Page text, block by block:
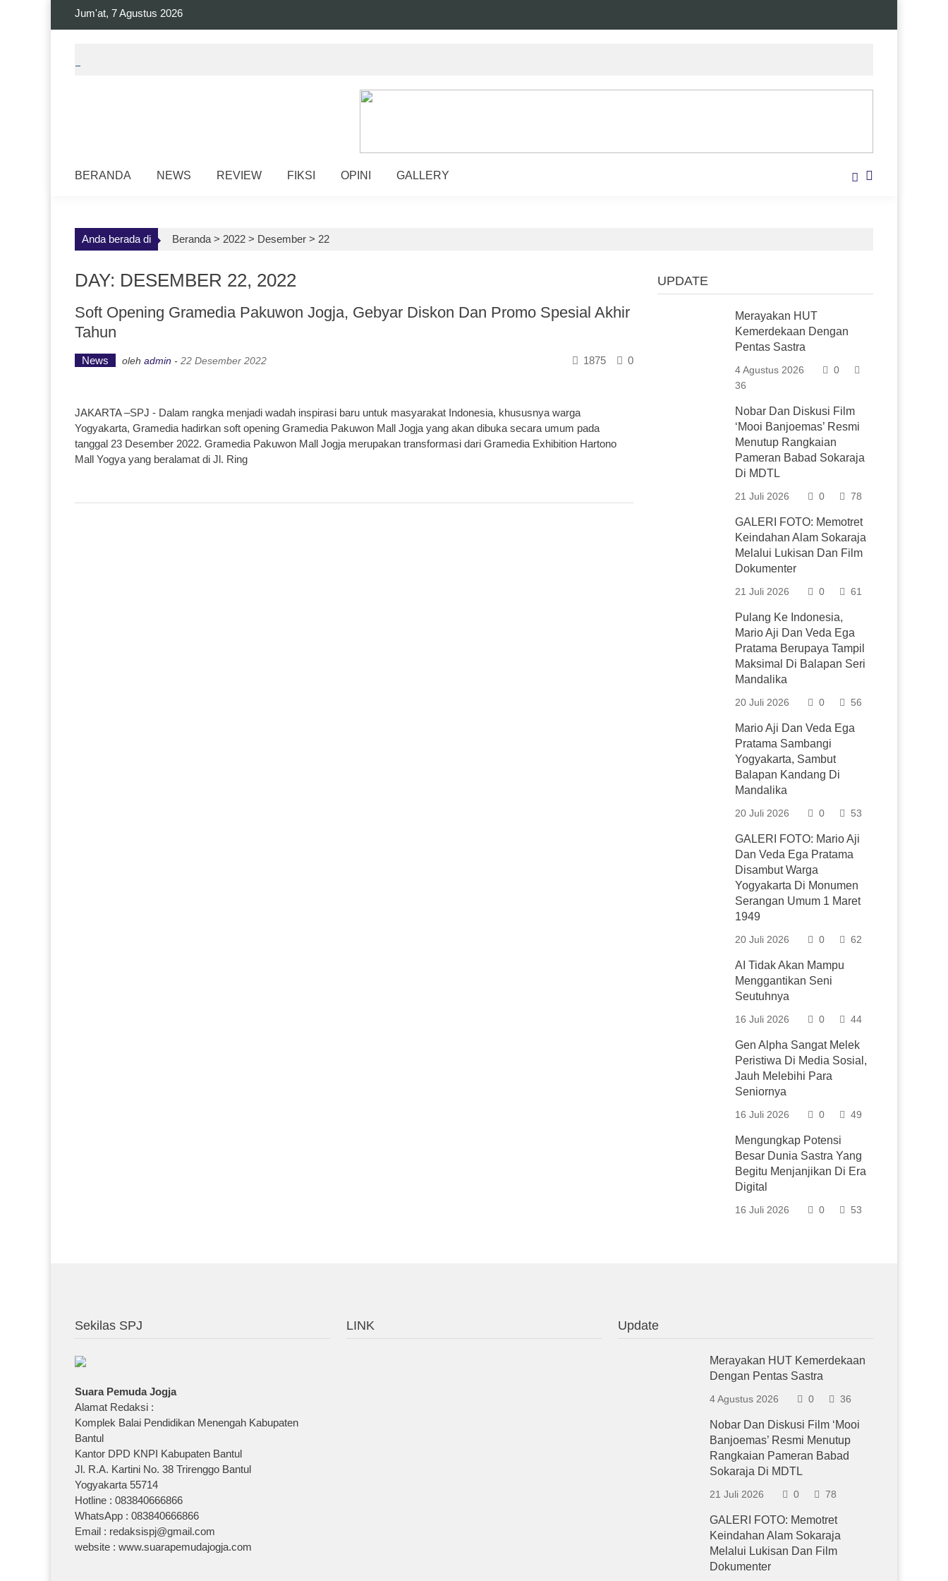
Jum'at, 7 Agustus 2026
BERANDA NEWS REVIEW FIKSI OPINI GALLERY
Anda berada di Beranda > 2022 > Desember > 22
DAY: DESEMBER 22, 2022
Soft Opening Gramedia Pakuwon Jogja, Gebyar Diskon Dan Promo Spesial Akhir
Tahun
News oleh admin - 22 Desember 2022 0
1875
JAKARTA –SPJ - Dalam rangka menjadi wadah inspirasi baru untuk masyarakat Indonesia, khususnya warga
Yogyakarta, Gramedia hadirkan soft opening Gramedia Pakuwon Mall Jogja yang akan dibuka secara umum pada
tanggal 23 Desember 2022. Gramedia Pakuwon Mall Jogja merupakan transformasi dari Gramedia Exhibition Hartono
Mall Yogya yang beralamat di Jl. Ring
UPDATE
Merayakan HUT
Kemerdekaan Dengan
Pentas Sastra
4 Agustus 2026
0
36
Nobar Dan Diskusi Film
‘Mooi Banjoemas’ Resmi
Menutup Rangkaian
Pameran Babad Sokaraja
Di MDTL
21 Juli 2026 0 78
GALERI FOTO: Memotret
Keindahan Alam Sokaraja
Melalui Lukisan Dan Film
Dokumenter
21 Juli 2026 0 61
Pulang Ke Indonesia,
Mario Aji Dan Veda Ega
Pratama Berupaya Tampil
Maksimal Di Balapan Seri
Mandalika
20 Juli 2026 0 56
Mario Aji Dan Veda Ega
Pratama Sambangi
Yogyakarta, Sambut
Balapan Kandang Di
Mandalika
20 Juli 2026 0 53
GALERI FOTO: Mario Aji
Dan Veda Ega Pratama
Disambut Warga
Yogyakarta Di Monumen
Serangan Umum 1 Maret
1949
20 Juli 2026 0 62
AI Tidak Akan Mampu
Menggantikan Seni
Seutuhnya
16 Juli 2026 0 44
Gen Alpha Sangat Melek
Peristiwa Di Media Sosial,
Jauh Melebihi Para
Seniornya
16 Juli 2026 0 49
Mengungkap Potensi
Besar Dunia Sastra Yang
Begitu Menjanjikan Di Era
Digital
16 Juli 2026 0 53
Sekilas SPJ
Suara Pemuda Jogja
Alamat Redaksi :
Komplek Balai Pendidikan Menengah Kabupaten
Bantul
Kantor DPD KNPI Kabupaten Bantul
Jl. R.A. Kartini No. 38 Trirenggo Bantul
Yogyakarta 55714
Hotline : 083840666866
WhatsApp : 083840666866
Email : redaksispj@gmail.com
website : www.suarapemudajogja.com
LINK Update
Merayakan HUT Kemerdekaan
Dengan Pentas Sastra
4 Agustus 2026 0 36
Nobar Dan Diskusi Film ‘Mooi
Banjoemas’ Resmi Menutup
Rangkaian Pameran Babad
Sokaraja Di MDTL
21 Juli 2026 0 78
GALERI FOTO: Memotret
Keindahan Alam Sokaraja
Melalui Lukisan Dan Film
Dokumenter